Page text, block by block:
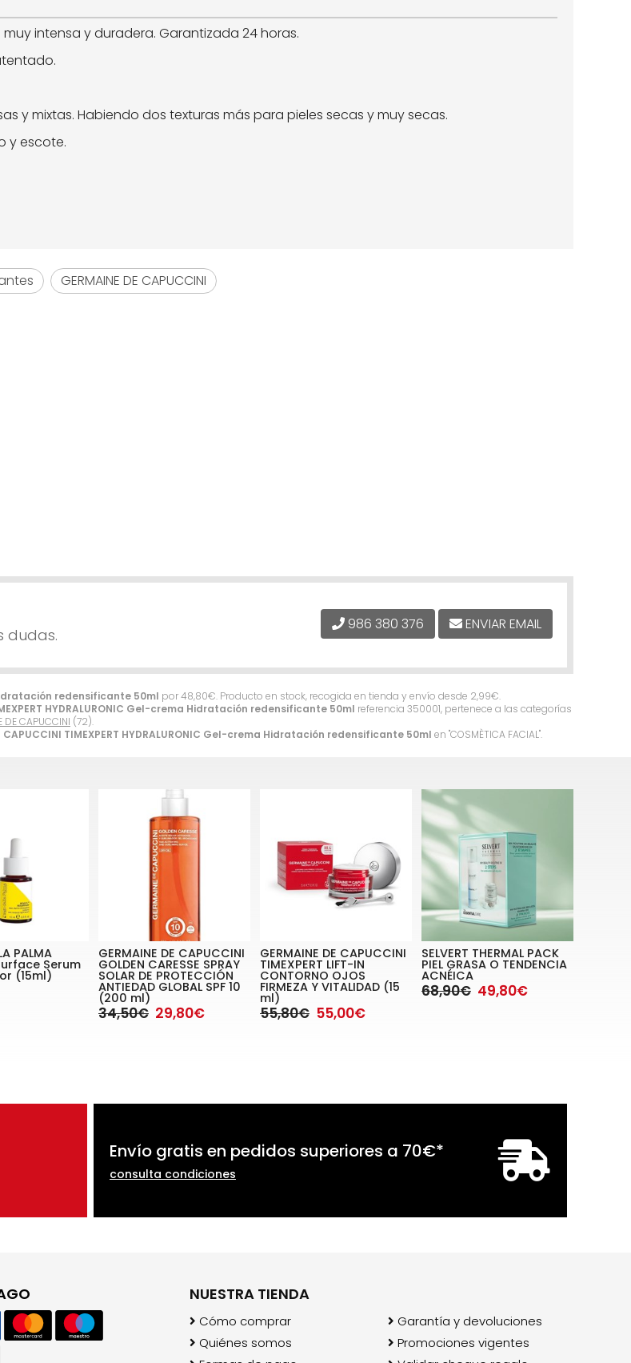
Hidratación redensificante 50ml por48,80€. Producto en stock, recogida en tienda y envío desde 2,99€.
HYDRALURONIC Gel-crema Hidratación redensificante 50ml referencia 350001, pertenece a las categorías
DE CAPUCCINI (72).
CAPUCCINI TIMEXPERT HYDRALURONIC Gel-crema Hidratación redensificante 50ml en "COSMÈTICA FACIAL".
intensa y duradera. Garantizada 24 horas.
y mixtas. Habiendo dos texturas más para pieles secas y muy secas.
y escote.
GERMAINE DE CAPUCCINI
dudas.
986 380 376 ENVIAR EMAIL
PALMA
Serum
(15ml)
GERMAINE DE CAPUCCINI
GOLDEN CARESSE SPRAY
SOLAR DE PROTECCIÓN
ANTIEDAD GLOBAL SPF 10
(200 ml)
34,50€ 29,80€
GERMAINE DE CAPUCCINI
TIMEXPERT LIFT-IN
CONTORNO OJOS
FIRMEZA Y VITALIDAD (15
ml)
55,80€ 55,00€
SELVERT THERMAL PACK
PIEL GRASA O TENDENCIA
ACNÉICA
68,90€ 49,80€
Envío gratis en pedidos superiores a 70€*
consulta condiciones
NUESTRA TIENDA
Cómo comprar
Quiénes somos
Garantía y devoluciones
Promociones vigentes